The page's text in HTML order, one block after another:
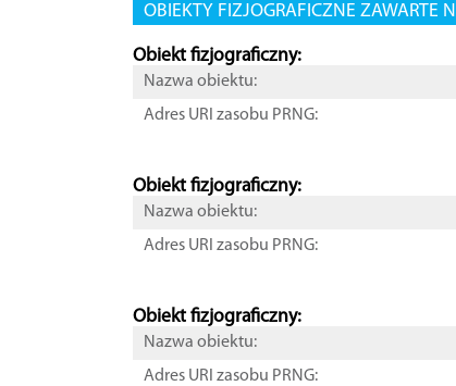
OBIEKTY FIZJOGRAFICZNE ZAWARTE
Obiekt fizjograficzny:
Nazwa obiektu:
Adres URI zasobu PRNG:
Obiekt fizjograficzny:
Nazwa obiektu:
Adres URI zasobu PRNG:
Obiekt fizjograficzny:
Nazwa obiektu:
Adres URI zasobu PRNG: